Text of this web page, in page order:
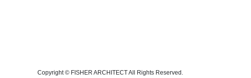
Copyright © FISHER ARCHITECT All Rights Reserved.